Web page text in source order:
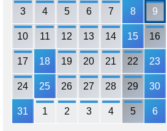
3 4 5 6 7 8 9
10 11 12 13 14 15 16
17 18 19 20 21 22 23
24 25 26 27 28 29 30
31 1 2 3 4 5 6